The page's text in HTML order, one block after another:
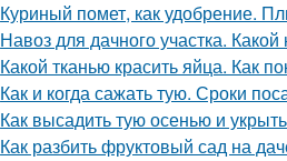
Куриный помет, как удобрение.
Навоз для дачного участка.
Какой тканью красить яйца. Как
Как и когда сажать тую. Сроки
Как высадить тую осенью и
Как разбить фруктовый сад на